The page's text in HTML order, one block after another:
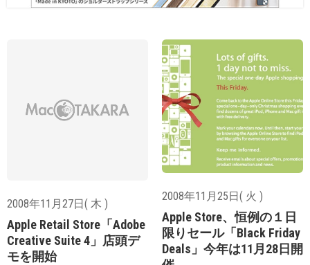
2008年11月27日( 木 )
Apple Retail Store「Adobe
Creative Suite 4」店頭デ
モを開始
2008年11月25日( 火 )
Apple Store、恒例の１日
限りセール「Black Friday
Deals」今年は11月28日開